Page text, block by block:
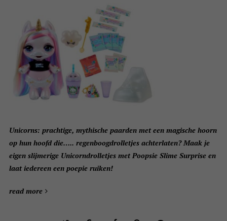
Unicorns: prachtige, mythische paarden met een magische hoorn
op hun hoofd die….. regenboogdrolletjes achterlaten? Maak je
eigen slijmerige Unicorndrolletjes met Poopsie Slime Surprise en
laat iedereen een poepie ruiken!
read more